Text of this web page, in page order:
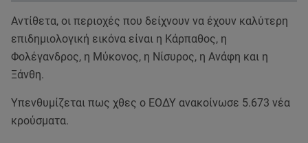
Αντίθετα, οι περιοχές που δείχνουν να έχουν καλύτερη
επιδημιολογική εικόνα είναι η Κάρπαθος, η
Φολέγανδρος, η Μύκονος, η Νίσυρος, η Ανάφη και η
Ξάνθη.
Υπενθυμίζεται πως χθες ο ΕΟΔΥ ανακοίνωσε 5.673 νέα
κρούσματα.